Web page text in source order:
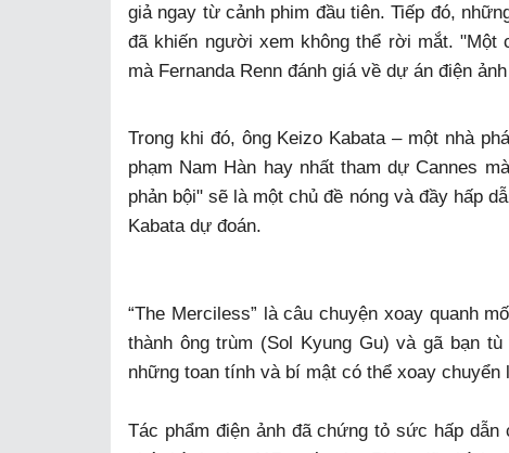
giả ngay từ cảnh phim đầu tiên. Tiếp đó,
đã khiến người xem không thể rời mắt. "Một
mà Fernanda Renn đánh giá về dự án điện
Trong khi đó, ông Keizo Kabata – một nhà
phạm Nam Hàn hay nhất tham dự Cannes
phản bội" sẽ là một chủ đề nóng và đầy hấp
Kabata dự đoán.
“The Merciless” là câu chuyện xoay quanh
thành ông trùm (Sol Kyung Gu) và gã bạn
những toan tính và bí mật có thể xoay
Tác phẩm điện ảnh đã chứng tỏ sức hấp